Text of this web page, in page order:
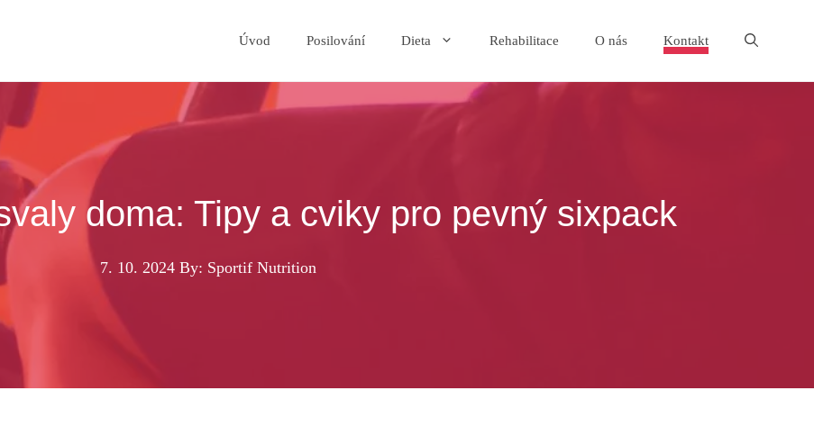
Úvod Posilování Dieta Rehabilitace O nás Kontakt
doma: Tipy a cviky pro pevný sixpack
7. 10. 2024 By: Sportif Nutrition